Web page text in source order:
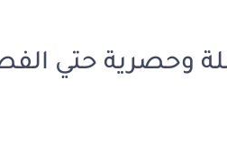
وحصرية حتي